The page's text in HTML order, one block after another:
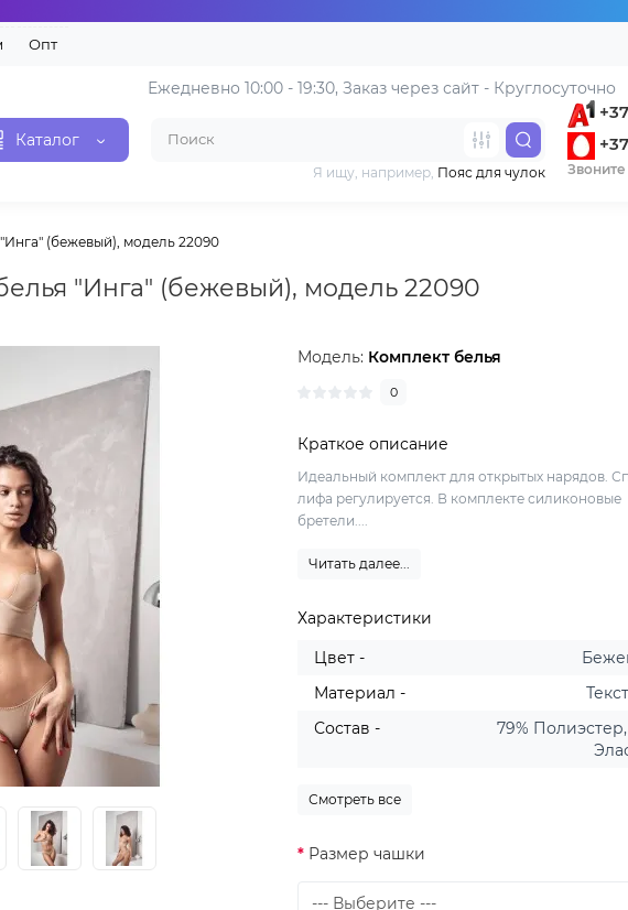
Опт
Каталог
Ежедневно 10:00 - 19:30, Заказ через сайт - Круглосуточно
Я ищу, например, Пояс для чулок
(бежевый), модель 22090
"Инга" (бежевый), модель 22090
Модель: Комплект белья
0
Краткое описание
Идеальный комплект для открытых нарядов.
лифа регулируется. В комплекте силиконовые
бретели....
Читать далее...
Характеристики
Цвет -
Материал -
Состав -
79% Полиэстер,
Смотреть все
Размер чашки